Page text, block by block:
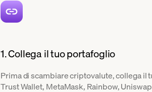
1. Collega il tuo portafoglio
Prima di scambiare criptovalute, collega
Trust Wallet, MetaMask, Rainbow,